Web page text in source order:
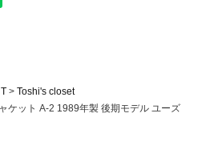
T
Toshi's closet
ケット A-2 1989年製 後期モデル ユーズ